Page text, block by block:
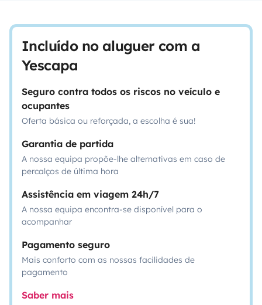
Incluído no aluguer com a
Yescapa
Seguro contra todos os riscos no veículo e
ocupantes
Oferta básica ou reforçada, a escolha é sua!
Garantia de partida
A nossa equipa propõe-lhe alternativas em caso de
percalços de última hora
Assistência em viagem 24h/7
A nossa equipa encontra-se disponível para o
acompanhar
Pagamento seguro
Mais conforto com as nossas facilidades de
pagamento
Saber mais